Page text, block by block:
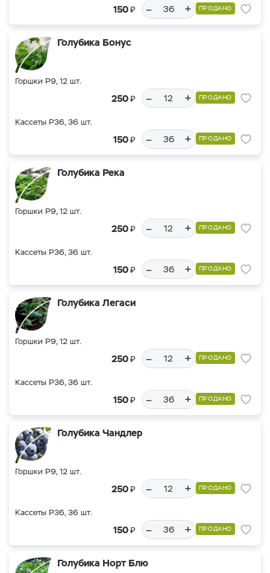
150₽ – + ПРОДАНО
Голубика Бонус
Горшки Р9, 12 шт.
250₽ – + ПРОДАНО
Кассеты Р36, 36 шт.
150₽ – + ПРОДАНО
Голубика Река
Горшки Р9, 12 шт.
250₽ – + ПРОДАНО
Кассеты Р36, 36 шт.
150₽ – + ПРОДАНО
Голубика Легаси
Горшки Р9, 12 шт.
250₽ – + ПРОДАНО
Кассеты Р36, 36 шт.
150₽ – + ПРОДАНО
Голубика Чандлер
Горшки Р9, 12 шт.
250₽ – + ПРОДАНО
Кассеты Р36, 36 шт.
150₽ – + ПРОДАНО
Голубика Норт Блю